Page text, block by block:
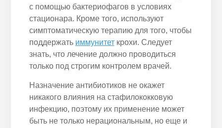
с помощью бактериофагов в условиях
стационара. Кроме того, используют
симптоматическую терапию для того, чтобы
поддержать иммунитеткрохи. Следует
знать, что лечение должно проводиться
только под строгим контролем врачей.
Назначение антибиотиков не окажет
никакого влияния на стафилококковую
инфекцию, поэтому их применение может
быть не только нерациональным, но еще и